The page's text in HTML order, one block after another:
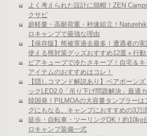
よく考えられた設計に脱帽！ZEN
クサビ
超軽量・高耐荷重・秒速組立！
ロキャンプで最強な理由
【保存版】熊被害過去最多！遭遇者の
使える熊対策グッズおすすめ12選＋行
ビアキューブで冷たさキープ！自宅＆
アイテムのおすすめはコレ！
【隠しコマンド解説あり】ベアボーン
ックLED2.0「吊り下げ問題解決」最適
韓国発！PILMOAの大容量タンブラーは
グにもなる、キャンプにおすすめの3刀
徒歩・自転車・ツーリングOK！約10kg
ロキャンプ装備一式